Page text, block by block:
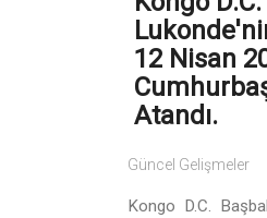
12 Nisan
Atandı.
Güncel Gelişmeler
Kongo D.C.